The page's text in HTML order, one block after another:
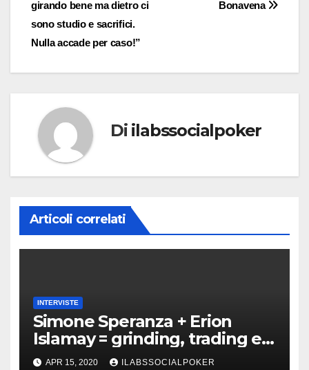
Bonavena
girando bene ma dietro ci
sono studio e sacrifici.
Nulla accade per caso!”
Di ilabssocialpoker
Articoli correlati
INTERVISTE
Simone Speranza + Erion
Islamay = grinding, trading e
coaching!
APR 15, 2020 ILABSSOCIALPOKER